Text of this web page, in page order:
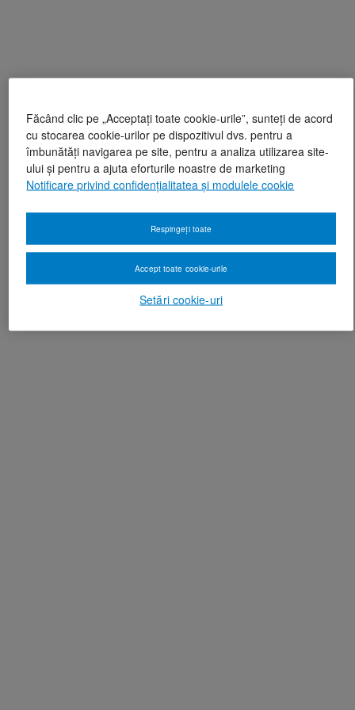
Făcând clic pe „Acceptați toate cookie-urile”, sunteți de acord
cu stocarea cookie-urilor pe dispozitivul dvs. pentru a
îmbunătăți navigarea pe site, pentru a analiza utilizarea site-
ului și pentru a ajuta eforturile noastre de marketing
Notificare privind confidențialitatea și modulele cookie
Setări cookie-uri
Respingeți toate
Accept toate cookie-urile